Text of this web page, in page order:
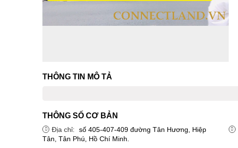
THÔNG TIN MÔ TẢ
THÔNG SỐ CƠ BẢN
Địa chỉ:
số 405-407-409 đường Tân Hương, Hiệp
Tân, Tân Phú, Hồ Chí Minh.